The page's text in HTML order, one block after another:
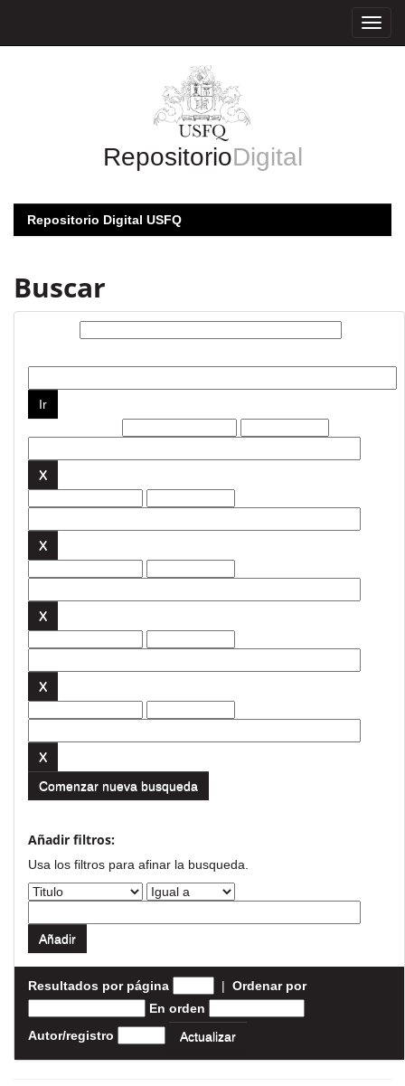
RepositorioDigital
Repositorio Digital USFQ
Buscar
Comenzar nueva busqueda
Añadir filtros:
Usa los filtros para afinar la busqueda.
Resultados por página | Ordenar por
En orden
Autor/registro